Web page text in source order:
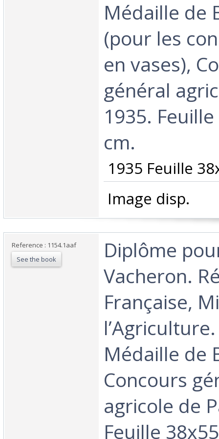
Médaille de
(pour les
en vases),
général
1935.
cm.‎
1935 Feuille
‎ Image disp.‎
Reference : 1154.1aaf
See the book
‎Diplôme
Vacheron.
Française,
Médaille de
Concours
agricole de
Feuille